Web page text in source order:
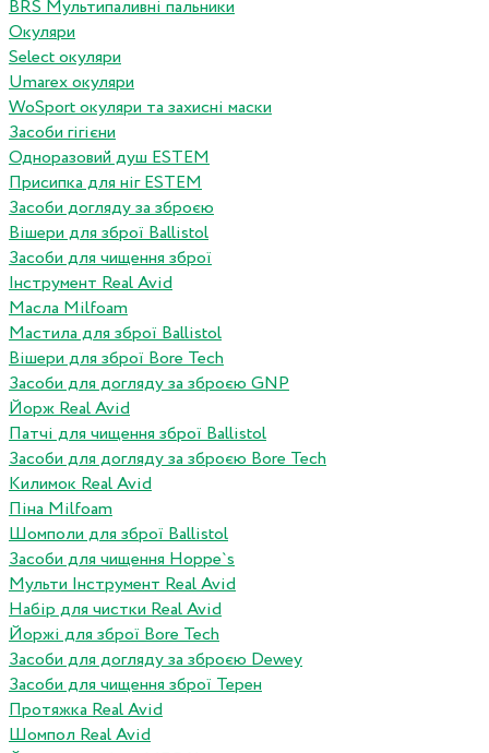
BRS Мультипаливні пальники
Окуляри
Select окуляри
Umarex окуляри
WoSport окуляри та захисні маски
Засоби гігієни
Одноразовий душ ESTEM
Присипка для ніг ESTEM
Засоби догляду за зброєю
Вішери для зброї Ballistol
Засоби для чищення зброї
Інструмент Real Avid
Масла Milfoam
Мастила для зброї Ballistol
Вішери для зброї Bore Tech
Засоби для догляду за зброєю GNP
Йорж Real Avid
Патчі для чищення зброї Ballistol
Засоби для догляду за зброєю Bore Tech
Килимок Real Avid
Піна Milfoam
Шомполи для зброї Ballistol
Засоби для чищення Hoppe`s
Мульти Інструмент Real Avid
Набір для чистки Real Avid
Йоржі для зброї Bore Tech
Засоби для догляду за зброєю Dewey
Засоби для чищення зброї Терен
Протяжка Real Avid
Шомпол Real Avid